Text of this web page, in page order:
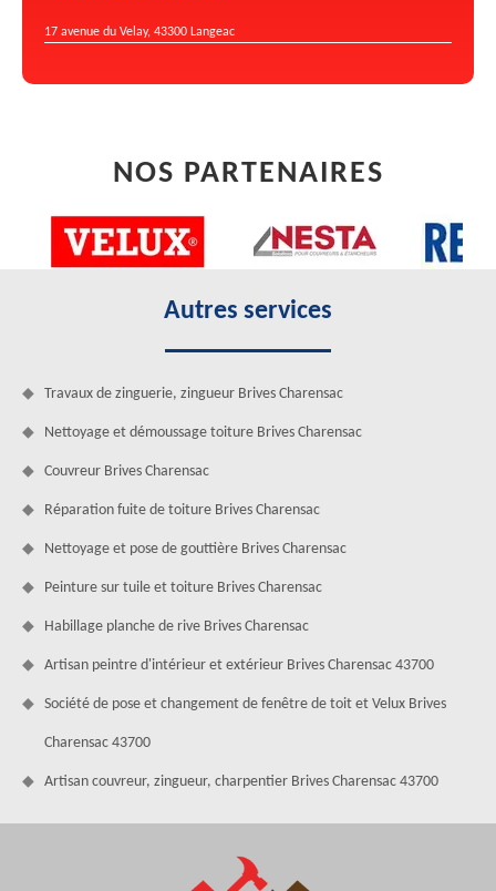
17 avenue du Velay, 43300 Langeac
NOS PARTENAIRES
Autres services
Travaux de zinguerie, zingueur Brives Charensac
Nettoyage et démoussage toiture Brives Charensac
Couvreur Brives Charensac
Réparation fuite de toiture Brives Charensac
Nettoyage et pose de gouttière Brives Charensac
Peinture sur tuile et toiture Brives Charensac
Habillage planche de rive Brives Charensac
Artisan peintre d'intérieur et extérieur Brives Charensac 43700
Société de pose et changement de fenêtre de toit et Velux Brives
Charensac 43700
Artisan couvreur, zingueur, charpentier Brives Charensac 43700